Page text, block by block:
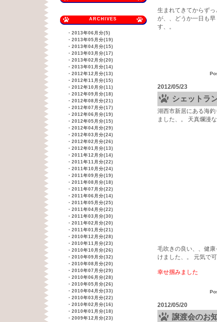
ARCHIVES
・ 2013年06月分(5)
・ 2013年05月分(19)
・ 2013年04月分(15)
・ 2013年03月分(17)
・ 2013年02月分(20)
・ 2013年01月分(14)
・ 2012年12月分(13)
・ 2012年11月分(15)
・ 2012年10月分(11)
・ 2012年09月分(18)
・ 2012年08月分(21)
・ 2012年07月分(17)
・ 2012年06月分(19)
・ 2012年05月分(15)
・ 2012年04月分(29)
・ 2012年03月分(24)
・ 2012年02月分(26)
・ 2012年01月分(13)
・ 2011年12月分(14)
・ 2011年11月分(22)
・ 2011年10月分(24)
・ 2011年09月分(19)
・ 2011年08月分(18)
・ 2011年07月分(22)
・ 2011年06月分(14)
・ 2011年05月分(25)
・ 2011年04月分(22)
・ 2011年03月分(30)
・ 2011年02月分(20)
・ 2011年01月分(21)
・ 2010年12月分(28)
・ 2010年11月分(23)
・ 2010年10月分(26)
・ 2010年09月分(32)
・ 2010年08月分(20)
・ 2010年07月分(29)
・ 2010年06月分(28)
・ 2010年05月分(26)
・ 2010年04月分(33)
・ 2010年03月分(22)
・ 2010年02月分(16)
・ 2010年01月分(18)
・ 2009年12月分(23)
生まれてきてからず
が、、どうか一日も
す、。
2012/05/23
シェットラ
湖西市新居にある海
ました、。 天真爛漫
毛吹きの良い、、健
けました、。 元気で
幸せ掴みました
2012/05/20
譲渡会のお